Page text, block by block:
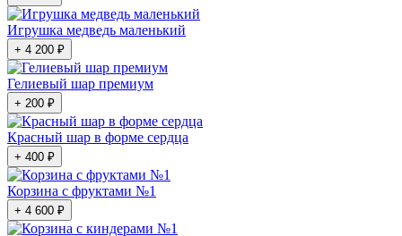
Игрушка медведь маленький
+ 4 200 ₽
Гелиевый шар премиум
+ 200 ₽
Красный шар в форме сердца
+ 400 ₽
Корзина с фруктами №1
+ 4 600 ₽